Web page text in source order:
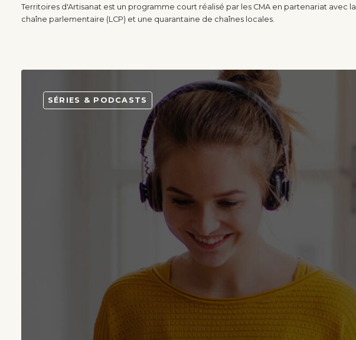
Territoires d'Artisanat est un programme court réalisé par les CMA en partenariat avec la
chaîne parlementaire (LCP) et une quarantaine de chaînes locales.
SÉRIES & PODCASTS